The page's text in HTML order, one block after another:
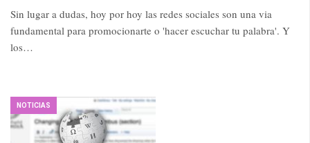
Sin lugar a dudas, hoy por hoy las redes sociales son una via
fundamental para promocionarte o 'hacer escuchar tu palabra'. Y
los…
NOTICIAS